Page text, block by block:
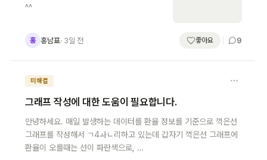
^^
홍 홍남표· 3일 전 좋아요 9
미해결
그래프 작성에 대한 도움이 필요합니다.
안녕하세요. 매일 발생하는 데이터를 환율 정보를 기준으로 꺽은선
그래프를 작성해서 ㄱ4ㅘㄴ리하고 있는데 갑자기 꺽은선 그래프에
환율이 오를때는 선이 파란색으로, …